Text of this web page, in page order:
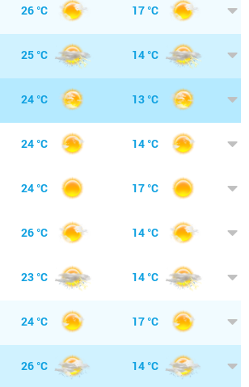
26 °C 17 °C
25 °C 14 °C
24 °C 13 °C
24 °C 14 °C
24 °C 17 °C
26 °C 14 °C
23 °C 14 °C
24 °C 17 °C
26 °C 14 °C